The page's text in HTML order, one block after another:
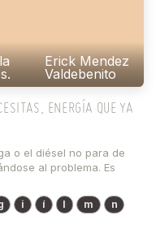
Erick Mendez
Valdebenito
ENERGÍA QUE YA
o el diésel no para de
al problema. Es
i í l m n